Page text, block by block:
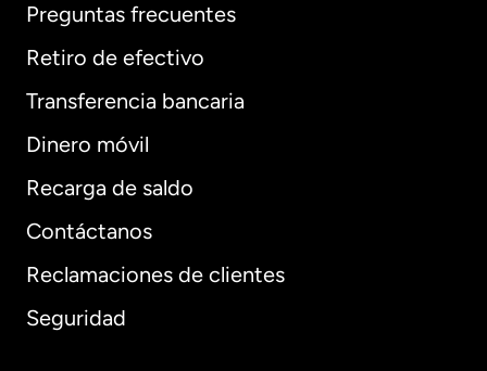
Preguntas frecuentes
Retiro de efectivo
Transferencia bancaria
Dinero móvil
Recarga de saldo
Contáctanos
Reclamaciones de clientes
Seguridad